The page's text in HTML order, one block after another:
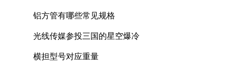
铝方管有哪些常见规格
光线传媒参投三国的星空爆冷
横担型号对应重量